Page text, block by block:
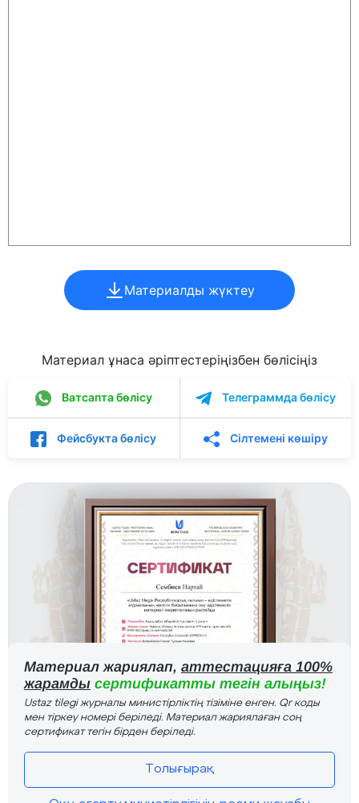
Материалды жүктеу
Материал ұнаса әріптестеріңізбен бөлісіңіз
Ватсапта бөлісу Телеграммда бөлісу
Фейсбукта бөлісу Сілтемені көшіру
Материал жариялап, аттестацияға 100%
жарамды сертификатты тегін алыңыз!
Ustaz tilegi журналы министірліктің тізіміне енген. Qr коды
мен тіркеу номері беріледі. Материал жариялаған соң
сертификат тегін бірден беріледі.
Толығырақ